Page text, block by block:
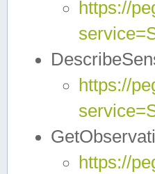
https://
https://
https://